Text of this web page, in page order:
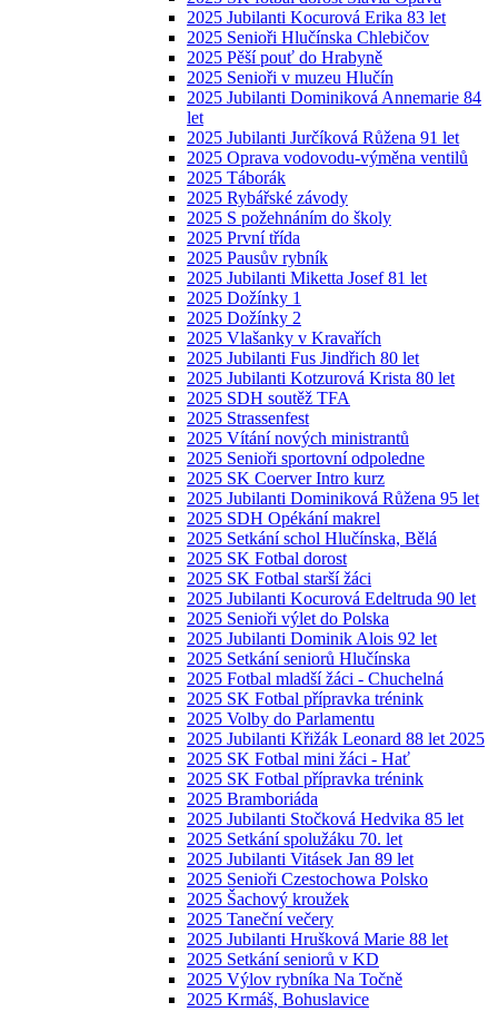
2025 Jubilanti Kocurová Erika 83 let
2025 Senioři Hlučínska Chlebičov
2025 Pěší pouť do Hrabyně
2025 Senioři v muzeu Hlučín
2025 Jubilanti Dominiková Annemarie 84
let
2025 Jubilanti Jurčíková Růžena 91 let
2025 Oprava vodovodu-výměna ventilů
2025 Táborák
2025 Rybářské závody
2025 S požehnáním do školy
2025 První třída
2025 Pausův rybník
2025 Jubilanti Miketta Josef 81 let
2025 Dožínky 1
2025 Dožínky 2
2025 Vlašanky v Kravařích
2025 Jubilanti Fus Jindřich 80 let
2025 Jubilanti Kotzurová Krista 80 let
2025 SDH soutěž TFA
2025 Strassenfest
2025 Vítání nových ministrantů
2025 Senioři sportovní odpoledne
2025 SK Coerver Intro kurz
2025 Jubilanti Dominiková Růžena 95 let
2025 SDH Opékání makrel
2025 Setkání schol Hlučínska, Bělá
2025 SK Fotbal dorost
2025 SK Fotbal starší žáci
2025 Jubilanti Kocurová Edeltruda 90 let
2025 Senioři výlet do Polska
2025 Jubilanti Dominik Alois 92 let
2025 Setkání seniorů Hlučínska
2025 Fotbal mladší žáci - Chuchelná
2025 SK Fotbal přípravka trénink
2025 Volby do Parlamentu
2025 Jubilanti Křižák Leonard 88 let 2025
2025 SK Fotbal mini žáci - Hať
2025 SK Fotbal přípravka trénink
2025 Bramboriáda
2025 Jubilanti Stočková Hedvika 85 let
2025 Setkání spolužáku 70. let
2025 Jubilanti Vitásek Jan 89 let
2025 Senioři Czestochowa Polsko
2025 Šachový kroužek
2025 Taneční večery
2025 Jubilanti Hrušková Marie 88 let
2025 Setkání seniorů v KD
2025 Výlov rybníka Na Točně
2025 Krmáš, Bohuslavice